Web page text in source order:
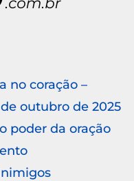
no coração –
outubro de 2025
poder da oração